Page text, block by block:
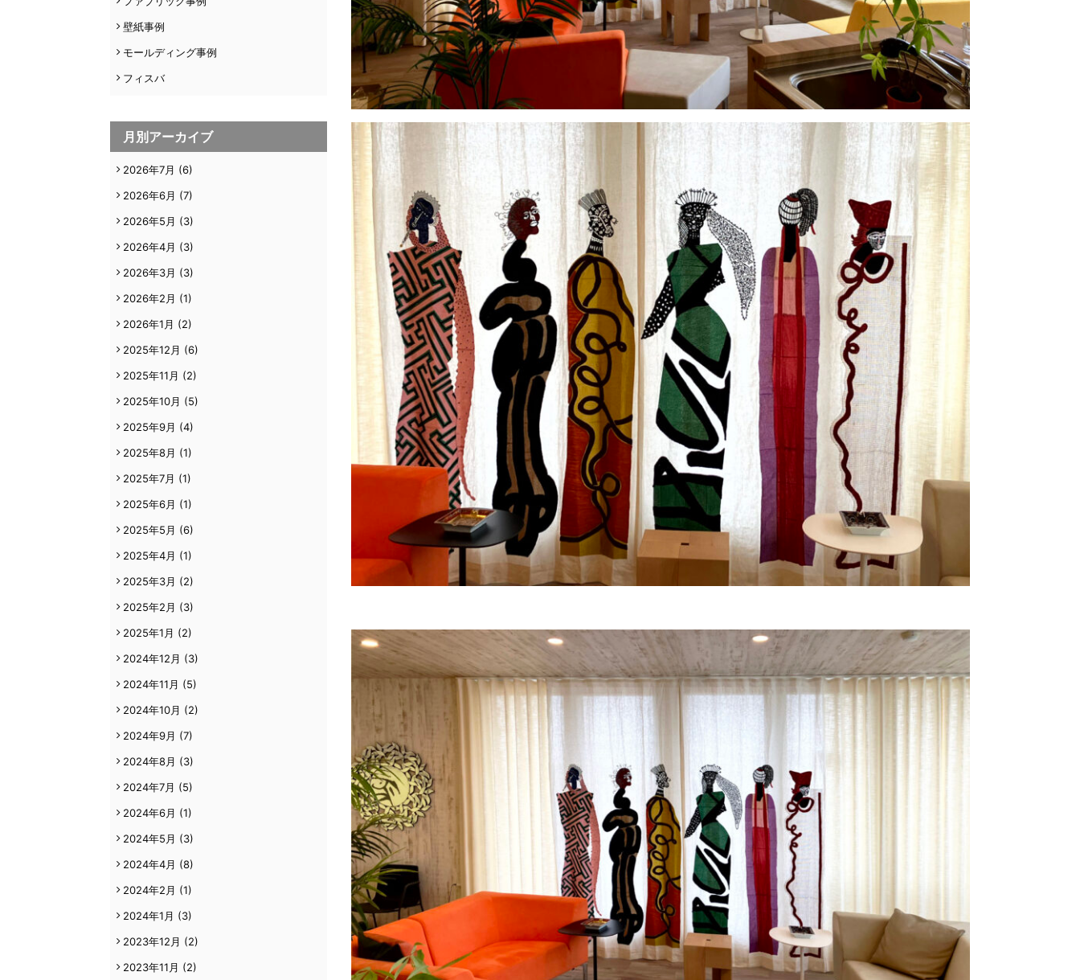
壁紙事例
モールディング事例
フィスバ
月別アーカイブ
2026年7月 (6)
2026年6月 (7)
2026年5月 (3)
2026年4月 (3)
2026年3月 (3)
2026年2月 (1)
2026年1月 (2)
2025年12月 (6)
2025年11月 (2)
2025年10月 (5)
2025年9月 (4)
2025年8月 (1)
2025年7月 (1)
2025年6月 (1)
2025年5月 (6)
2025年4月 (1)
2025年3月 (2)
2025年2月 (3)
2025年1月 (2)
2024年12月 (3)
2024年11月 (5)
2024年10月 (2)
2024年9月 (7)
2024年8月 (3)
2024年7月 (5)
2024年6月 (1)
2024年5月 (3)
2024年4月 (8)
2024年2月 (1)
2024年1月 (3)
2023年12月 (2)
2023年11月 (2)